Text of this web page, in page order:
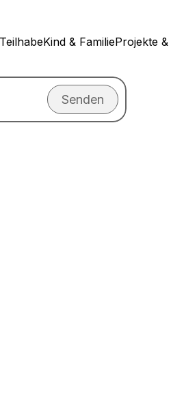
Kind & FamilieProjekte
Senden